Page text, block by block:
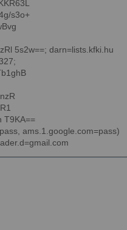
s3o+
5s2w==; darn=lists.kfki.hu
T9KA==
ams.1.google.com=pass)